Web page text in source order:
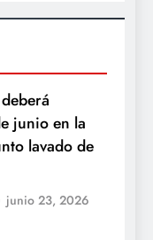
junio en la
lavado de
junio 23, 2026